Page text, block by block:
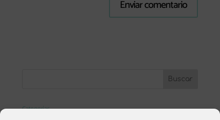
Categorías